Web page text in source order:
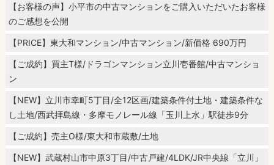
【お客様の声】小平市の中古マンションをご購入いただいたお客様
のご感想を公開
【PRICE】東大和マンション/中古マンション/新価格 690万円
【ご成約】買主T様/ドラゴンマンション立川壱番館/中古マンショ
ン
【NEW】立川市幸町5丁目/全12区画/建築条件付土地・建築条件な
し土地/西武拝島線・多摩モノレール線「玉川上水」駅徒歩9分
【ご成約】売主O様/東大和市蔵敷/土地
【NEW】武蔵村山市中原3丁目/中古戸建/4LDK/JR中央線「立川」